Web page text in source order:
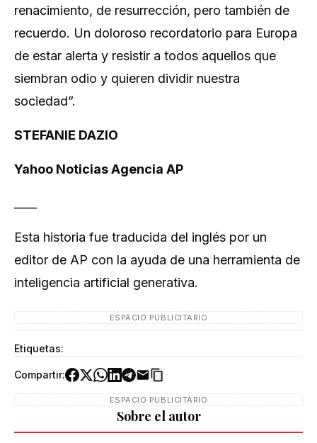
renacimiento, de resurrección, pero también de
recuerdo. Un doloroso recordatorio para Europa
de estar alerta y resistir a todos aquellos que
siembran odio y quieren dividir nuestra
sociedad”.
STEFANIE DAZIO
Yahoo Noticias Agencia AP
Esta historia fue traducida del inglés por un
editor de AP con la ayuda de una herramienta de
inteligencia artificial generativa.
ESPACIO PUBLICITARIO
Etiquetas:
Compartir:
ESPACIO PUBLICITARIO
Sobre el autor